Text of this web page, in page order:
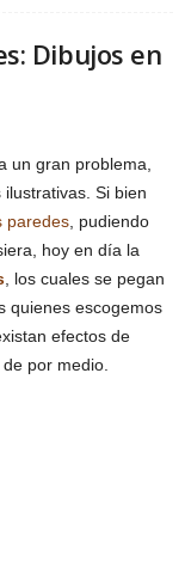
Dibujos en
un gran problema,
Si bien
paredes , pudiendo
hoy en día la
, los cuales se pegan
quienes escogemos
efectos de
por medio.